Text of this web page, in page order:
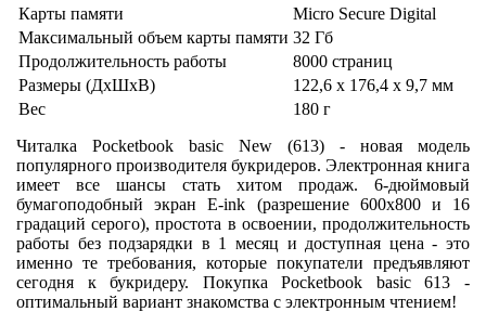
Карты памяти
Micro Secure Digital
Максимальный объем карты памяти 32 Гб
Продолжительность работы
8000 страниц
Размеры (ДхШхВ)
122,6 х 176,4 х 9,7 мм
Вес
180 г
Читалка Pocketbook basic New (613) - новая модель
популярного производителя букридеров. Электронная книга
имеет все шансы стать хитом продаж. 6-дюймовый
бумагоподобный экран E-ink (разрешение 600х800 и 16
градаций серого), простота в освоении, продолжительность
работы без подзарядки в 1 месяц и доступная цена - это
именно те требования, которые покупатели предъявляют
сегодня к букридеру. Покупка Pocketbook basic 613 -
оптимальный вариант знакомства с электронным чтением!